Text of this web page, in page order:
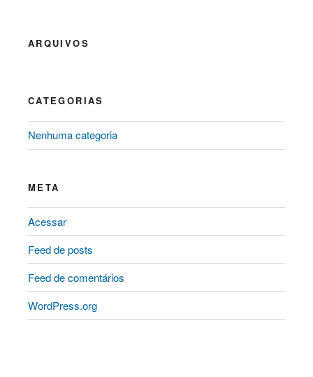
ARQUIVOS
CATEGORIAS
Nenhuma categoria
META
Acessar
Feed de posts
Feed de comentários
WordPress.org